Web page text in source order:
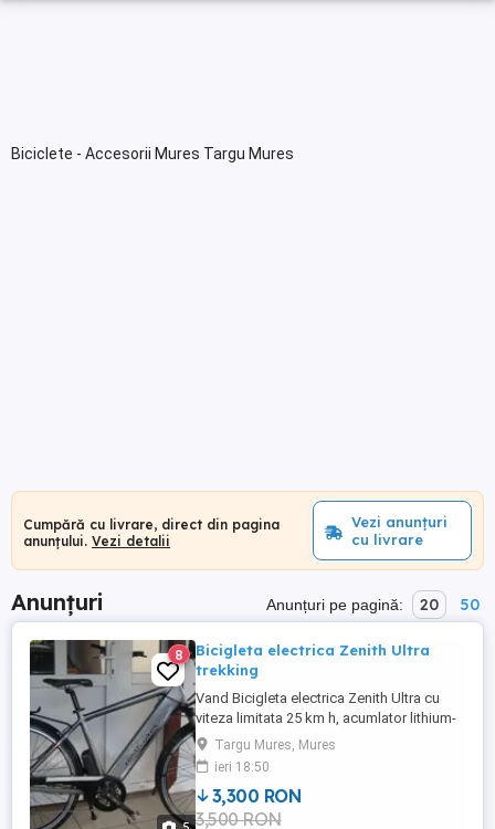
Biciclete - Accesorii Mures Targu Mures
Cumpără cu livrare, direct din pagina
anunțului. Vezi detalii
Vezi anunțuri
cu livrare
Anunțuri Anunțuri pe pagină: 20 50
8
Bicigleta electrica Zenith Ultra
trekking
Vand Bicigleta electrica Zenith Ultra cu
viteza limitata 25 km h, acumlator lithium-
ion SONY, 36 Volt incorporat in cadru ,
incarcator , manual de utilizare , cheii de
blocare si deblocare. Cadru trekking din
aluminiu , frane lichid pe disc, km putini 8
viteze in butuc, cu o incarcare in modul ...
Targu Mures, Mures
ieri 18:50
3,300 RON
3,500 RON